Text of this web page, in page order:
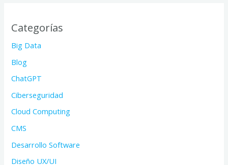
Categorías
Big Data
Blog
ChatGPT
Ciberseguridad
Cloud Computing
CMS
Desarrollo Software
Diseño UX/UI